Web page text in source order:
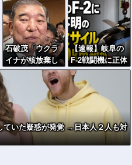
ない」…大統領
令に署名
石破茂「ウクラ
イナが核放棄し
なければロシア
侵攻しなかっ
た」
【速報】岐阜の
F-2戦闘機に正体
不明の大型ミサ
イル確認 迎撃火
器回避を備えた1
000km級の変態
ミサイルか
ていた疑惑が発覚 →日本人２人も対